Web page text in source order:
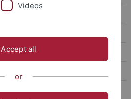
Videos
Accept all
or